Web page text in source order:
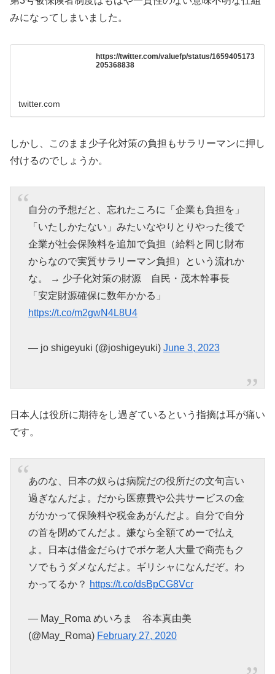
みになってしまいました。
https://twitter.com/valuefp/status/1659405173
205368838
twitter.com
しかし、このまま少子化対策の負担もサラリーマンに押し
付けるのでしょうか。
自分の予想だと、忘れたころに「企業も負担を」
「いたしかたない」みたいなやりとりやった後で
企業が社会保険料を追加で負担（給料と同じ財布
からなので実質サラリーマン負担）という流れか
な。 → 少子化対策の財源 自民・茂木幹事長
「安定財源確保に数年かかる」
https://t.co/m2gwN4L8U4
— jo shigeyuki (@joshigeyuki) June 3, 2023
日本人は役所に期待をし過ぎているという指摘は耳が痛い
です。
あのな、日本の奴らは病院だの役所だの文句言い
過ぎなんだよ。だから医療費や公共サービスの金
がかかって保険料や税金あがんだよ。自分で自分
の首を閉めてんだよ。嫌なら全額てめーで払え
よ。日本は借金だらけでボケ老人大量で商売もク
ソでもうダメなんだよ。ギリシャになんだぞ。わ
かってるか？ https://t.co/dsBpCG8Vcr
— May_Roma めいろま 谷本真由美
(@May_Roma) February 27, 2020